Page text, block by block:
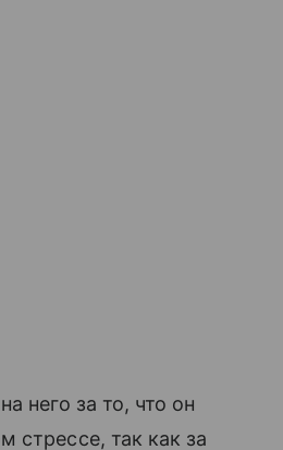
него за то, что он
стрессе, так как за